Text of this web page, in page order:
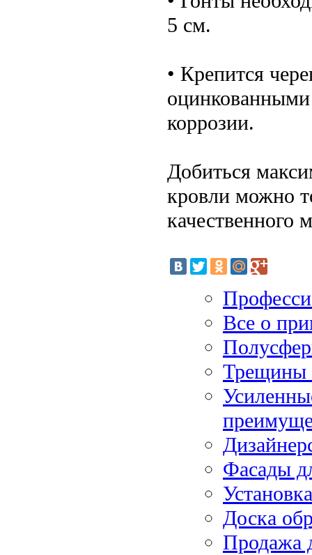
5 см.
• Крепится
коррозии.
Добиться
кровли можно
качественного
Все о
Трещины
Фасады
Доска
Продажа